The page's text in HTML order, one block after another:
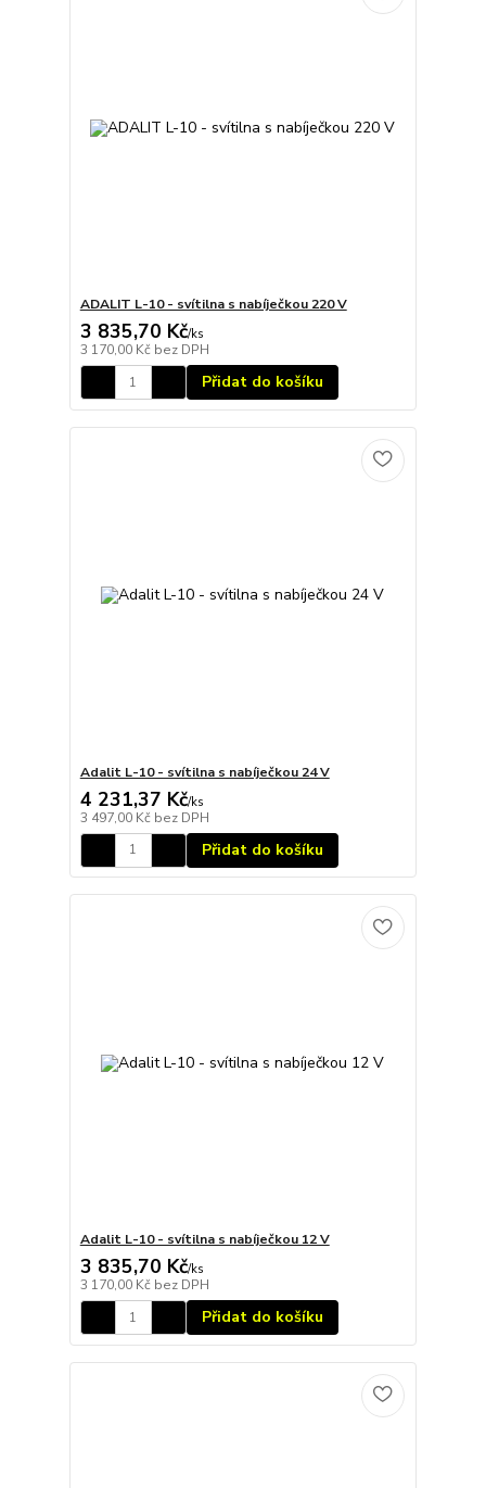
ADALIT L-10 - svítilna s nabíječkou 220 V
3 835,70 Kč/ks
3 170,00 Kč bez DPH
Přidat do košíku
Adalit L-10 - svítilna s nabíječkou 24 V
4 231,37 Kč/ks
3 497,00 Kč bez DPH
Přidat do košíku
Adalit L-10 - svítilna s nabíječkou 12 V
3 835,70 Kč/ks
3 170,00 Kč bez DPH
Přidat do košíku